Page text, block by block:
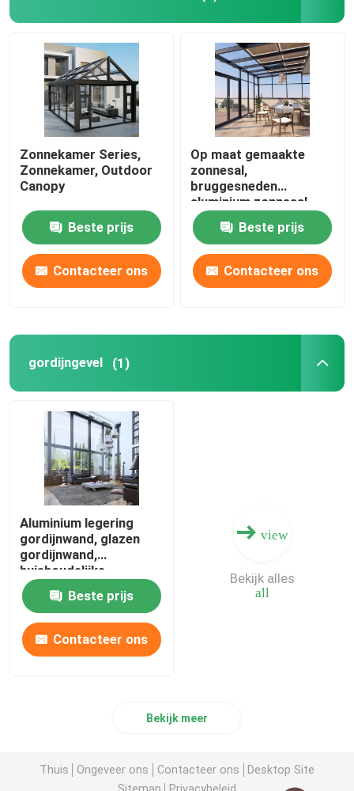
Zonnekamer Series,
Zonnekamer, Outdoor
Canopy
Beste prijs
Contacteer ons
Op maat gemaakte
zonnesal,
bruggesneden
aluminium zonnesal,
scheef dak zonnesal
Beste prijs
Contacteer ons
gordijngevel (1)
Aluminium legering
gordijnwand, glazen
gordijnwand,
huishoudelijke
gordijnwand,
technische
gordijnwand, high-end
gordijnwand
Beste prijs
Contacteer ons
view
all
Bekijk alles
Bekijk meer
Thuis Ongeveer ons Contacteer ons
Desktop Site